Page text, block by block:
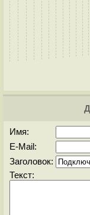
Имя:
E-Mail:
Заголовок:
Текст: